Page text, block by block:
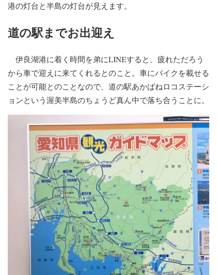
港の灯台と半島の灯台が見えます。
道の駅までお出迎え
伊良湖港に着く時間を弟にLINEすると、疲れただろう
から車で迎えに来てくれるとのこと。車にバイクを載せる
ことが可能とのことなので、道の駅あかばねロコステーシ
ョンという渥美半島のちょうど真ん中で落ち合うことに。